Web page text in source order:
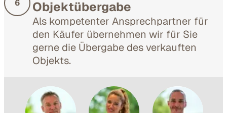
6 Objektübergabe
Als kompetenter Ansprechpartner für
den Käufer übernehmen wir für Sie
gerne die Übergabe des verkauften
Objekts.